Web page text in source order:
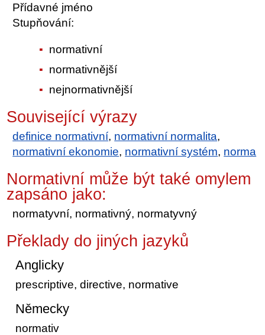
Přídavné jméno
Stupňování:
normativní
normativnější
nejnormativnější
Související výrazy
definice normativní, normativní normalita,
normativní ekonomie, normativní systém, norma
Normativní může být také omylem
zapsáno jako:
normatyvní, normativný, normatyvný
Překlady do jiných jazyků
Anglicky
prescriptive, directive, normative
Německy
normativ